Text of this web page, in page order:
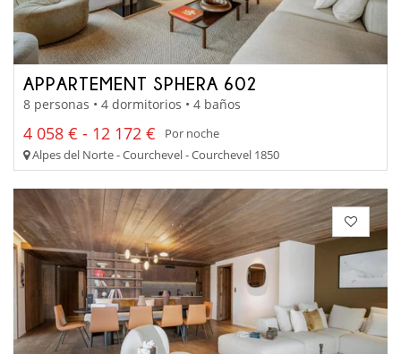
APPARTEMENT SPHERA 602
8 personas • 4 dormitorios • 4 baños
4 058 € - 12 172 €
Por noche
Alpes del Norte - Courchevel - Courchevel 1850